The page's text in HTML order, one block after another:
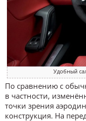
Удобный
По сравнению с
в частности,
точки зрения
конструкция. На